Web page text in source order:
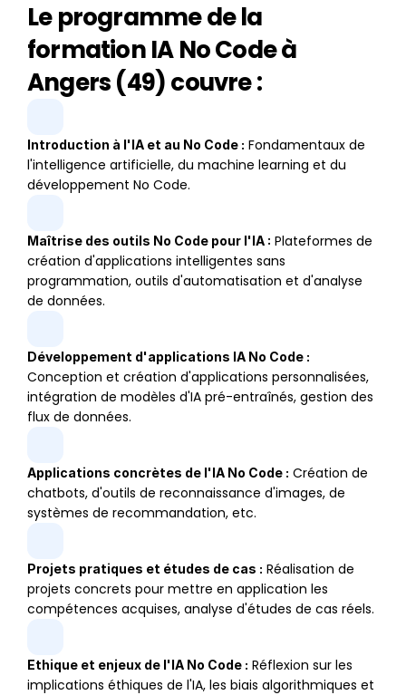
Le programme de la
formation IA No Code à
Angers (49) couvre :
Introduction à l'IA et au No Code : Fondamentaux de
l'intelligence artificielle, du machine learning et du
développement No Code.
Maîtrise des outils No Code pour l'IA : Plateformes de
création d'applications intelligentes sans
programmation, outils d'automatisation et d'analyse
de données.
Développement d'applications IA No Code :
Conception et création d'applications personnalisées,
intégration de modèles d'IA pré-entraînés, gestion des
flux de données.
Applications concrètes de l'IA No Code : Création de
chatbots, d'outils de reconnaissance d'images, de
systèmes de recommandation, etc.
Projets pratiques et études de cas : Réalisation de
projets concrets pour mettre en application les
compétences acquises, analyse d'études de cas réels.
Ethique et enjeux de l'IA No Code : Réflexion sur les
implications éthiques de l'IA, les biais algorithmiques et